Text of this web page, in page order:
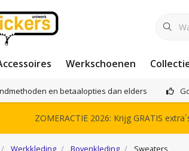
Werkschoenen
en betaalopties dan elders
ZOMERACTIE 2026: Krijg GRATIS
Werkkleding Bovenkleding Sweaters